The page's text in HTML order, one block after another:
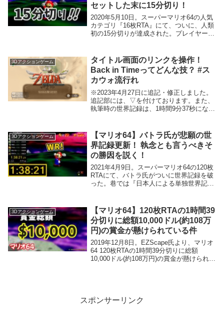
セットした末に15分切り！
2020年5月10日。スーパーマリオ64の人気
カテゴリ『16枚RTA』にて、ついに、人類
初の15分切りが達成された。プレイヤーは
切りを達成したアッキー氏が何者なのかを
語り、そして最後に、アッキー氏へのイン
タビューを紹介しよう！
3Dアクションゲーム
タイトル画面のリンクを操作！
Back in Timeってどんな技？ #ス
カウォ流行れ
※2023年4月27日に追記・修正しました。
追記部には、▽を付けております。また、
執筆時の世界記録は、1時間9分37秒になっ
また事件が起こりました。「Revers...
3Dアクションゲーム
【マリオ64】バトラ氏が悲願の世
界記録更新！ 執念とも言うべきそ
の勝因を説く！
2021年4月9日。スーパーマリオ64の120枚
RTAにて、バトラ氏がついに世界記録を破
った。巷では『日本人による単独世界記
るが、最も注目するべきは同氏が世界記録
を手にできた勝因だ。今回は、直近の120
枚RTAの白熱具合を軽く振り返った後、そ
の勝因を詳しく見ていく。
3Dアクションゲーム
【マリオ64】120枚RTAの1時間39
分切りに総額10,000ドル(約108万
円)の賞金が懸けられている件
2019年12月8日。EZScape氏より、マリオ
64 120枚RTAの1時間39分切りに総額
10,000ドル(約108万円)の賞金が懸けられ
スポンサーリンク